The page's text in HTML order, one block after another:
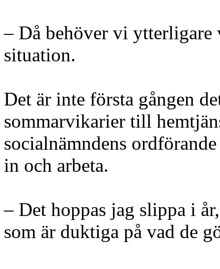
– Då behöver vi ytterligare
situation.
Det är inte första gången
sommarvikarier till
socialnämndens
in och arbeta.
– Det hoppas jag slippa i
som är duktiga på vad de